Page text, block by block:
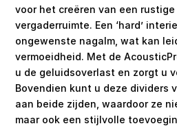
voor het creëren van een
vergaderruimte. Een ‘hard’
ongewenste nagalm, wat kan
vermoeidheid. Met de
u de geluidsoverlast en zorgt u
Bovendien kunt u deze dividers
aan beide zijden, waardoor ze
maar ook een stijlvolle